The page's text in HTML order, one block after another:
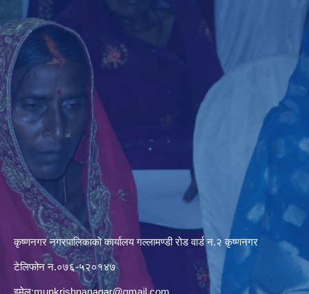
कृष्णनगर नगरपालिकाको कार्यालय गल्लामण्डी रोड वार्ड न.२ कृष्णनगर
टेलिफोन न.०७६-५२०१४७
इमेल:munkrishnanagar@gmail.com